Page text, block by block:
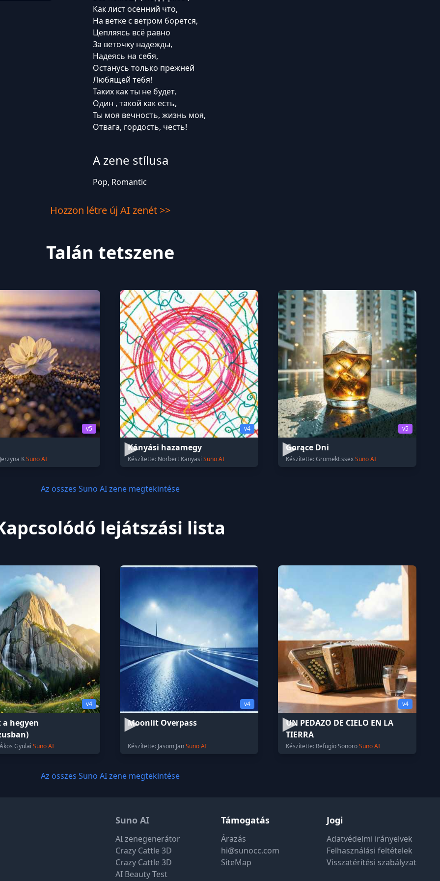
Как лист осенний что,
На ветке с ветром борется,
Цепляясь всё равно
За веточку надежды,
Надеясь на себя,
Останусь только прежней
Любящей тебя!
Таких как ты не будет,
Один , такой как есть,
Ты моя вечность, жизнь моя,
Отвага, гордость, честь!
A zene stílusa
Pop, Romantic
Hozzon létre új AI zenét >>
Talán tetszene
v5
KSuno AI
v4
Kányási hazamegy
Készítette: Norbert Kanyasi Suno AI
v5
Gorące Dni
Készítette: GromekEssexSuno AI
Az összes Suno AI zene megtekintése
lejátszási lista
v4
hegyen
Gyulai Suno AI
v4
Moonlit Overpass
Készítette: Jasom JanSuno AI
v4
UN PEDAZO DE CIELO EN LA
TIERRA
Készítette: Refugio SonoroSuno AI
Az összes Suno AI zene megtekintése
Suno AI
AI zenegenerátor
Crazy Cattle 3D
Crazy Cattle 3D
AI Beauty Test
Támogatás
Árazás
hi@sunocc.com
SiteMap
Jogi
Adatvédelmi irányelvek
Felhasználási feltételek
Visszatérítési szabályzat